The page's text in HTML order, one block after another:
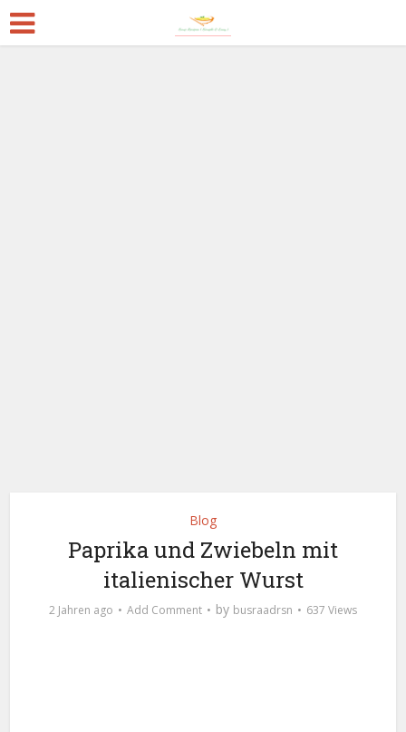
Blog
Paprika und Zwiebeln mit
italienischer Wurst
2 Jahren ago Add Comment by busraadrsn 637 Views